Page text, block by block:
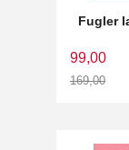
Fugler
99,00
169,00